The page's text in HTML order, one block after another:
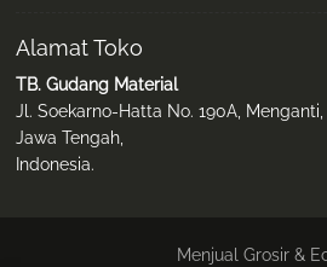
Alamat Toko
TB. Gudang Material
Jl. Soekarno-Hatta No. 190A,
Jawa Tengah,
Indonesia.
Menjual Grosir &